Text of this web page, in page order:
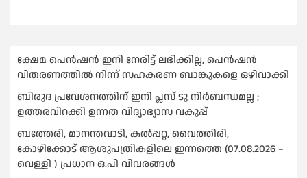
ക്ഷേമ പെൻഷൻ ഇനി നേരിട്ട് ലഭിക്കില്ല, പെൻഷൻ
വിതരണത്തില്‍ നിന്ന് സഹകരണ ബാങ്കുകളെ ഒഴിവാക്കി
ബിരുദ പ്രവേശനത്തിന് ഇനി പ്ലസ് ടു നിര്‍ബന്ധമല്ല ;
ഉത്തരവിറക്കി ഉന്നത വിദ്യാഭ്യാസ വകുപ്പ്
ബത്തേരി, മാനന്തവാടി, കൽപ്പറ്റ, വൈത്തിരി,
കോഴിക്കോട് ആശുപത്രികളിലെ ഇന്നത്തെ (07.08.2026 –
വെള്ളി ) പ്രധാന ഒ.പി വിവരങ്ങൾ